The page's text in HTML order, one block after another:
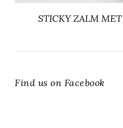
STICKY ZALM
Find us on Facebook